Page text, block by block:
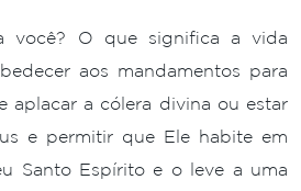
você? O que significa a vida
aos mandamentos para
aplacar a cólera divina ou estar
e permitir que Ele habite em
Santo Espírito e o leve a uma